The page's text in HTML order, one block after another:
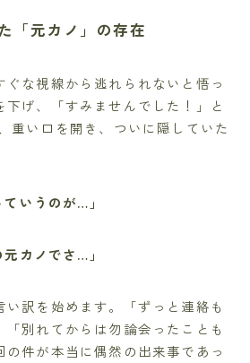
「元カノ」の存在
な視線から逃れられないと悟っ
げ、「すみませんでした！」と
重い口を開き、ついに隠していた
ていうのが…」
元カノでさ…」
い訳を始めます。「ずっと連絡も
「別れてからは勿論会ったことも
の件が本当に偶然の出来事であっ